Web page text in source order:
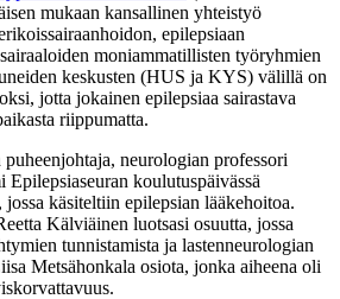
mukaan kansallinen yhteistyö
epilepsiaan
moniammatillisten työryhmien
keskusten (HUS ja KYS) välillä on
jotta jokainen epilepsiaa sairastava
riippumatta.
puheenjohtaja, neurologian professori
koulutuspäivässä
jossa käsiteltiin epilepsian lääkehoitoa.
Kälviäinen luotsasi osuutta, jossa
tunnistamista ja lastenneurologian
Metsähonkala osiota, jonka aiheena oli